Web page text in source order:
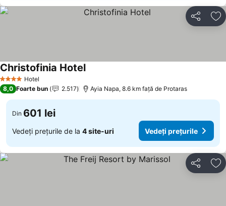
Distribuiți
4 Stele Hotel
Christofinia HotelVedeți prețurile
8,0 Foarte bun 2.517 Ayia Napa, 8.6 km faţă de Protaras
Din 601 lei
Vedeți prețurile de la 4 site-uri Vedeți prețurile
Distribuiți